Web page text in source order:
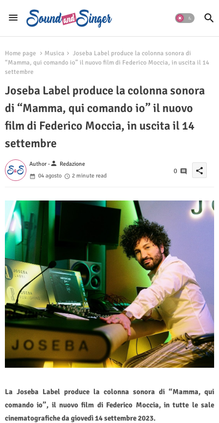
Home page Musica
Joseba Label produce la colonna sonora di
“Mamma, qui comando io” il nuovo film di Federico Moccia, in uscita il 14
settembre
Joseba Label produce la colonna sonora
di “Mamma, qui comando io” il nuovo
film di Federico Moccia, in uscita il 14
settembre
Author -person Redazione
04 agosto
2 minute read
0 share
La Joseba Label produce la colonna sonora di “Mamma, qui
comando io”, il nuovo film di Federico Moccia, in tutte le sale
cinematografiche da giovedì 14 settembre 2023.